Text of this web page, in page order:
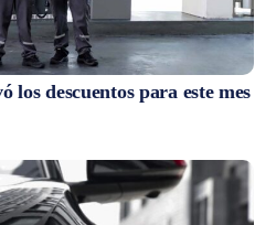
los descuentos para este mes